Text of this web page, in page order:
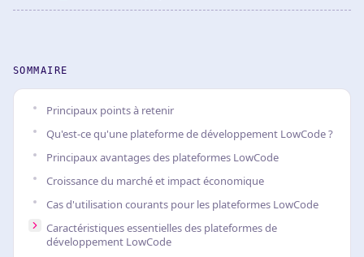
SOMMAIRE
Principaux points à retenir
Qu'est-ce qu'une plateforme de développement LowCode ?
Principaux avantages des plateformes LowCode
Croissance du marché et impact économique
Cas d'utilisation courants pour les plateformes LowCode
Caractéristiques essentielles des plateformes de
développement LowCode